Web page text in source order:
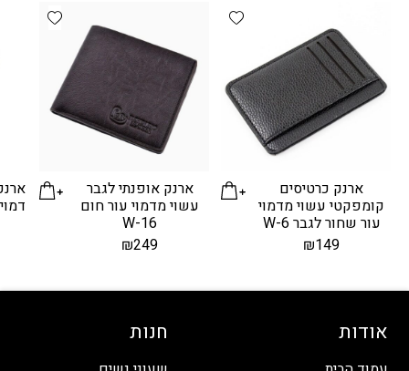
Add wishlist
ארנק כרטיסים
קומפקטי עשוי מדמוי
עור שחור לגבר W-6
₪149
wishlist
ארנק אופנתי לגבר
עשוי מדמוי עור חום
W-16
₪249
אודות חנות